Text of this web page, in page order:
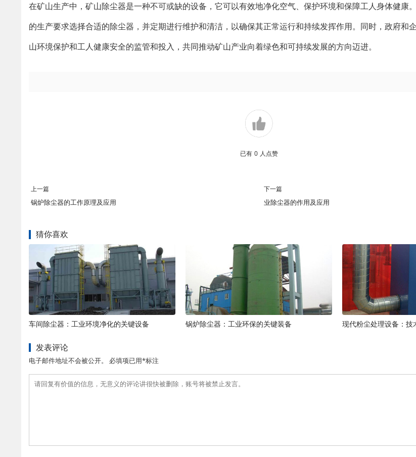
在矿山生产中，矿山除尘器是一种不可或缺的设备，它可以有效地净化空气、保护环境和保障工人身体健康
的生产要求选择合适的除尘器，并定期进行维护和清洁，以确保其正常运行和持续发挥作用。同时，政府和
山环境保护和工人健康安全的监管和投入，共同推动矿山产业向着绿色和可持续发展的方向迈进。
已有 0 人点赞
上一篇
锅炉除尘器的工作原理及应用
下一篇
业除尘器的作用及应用
猜你喜欢
车间除尘器：工业环境净化的关键设备 锅炉除尘器：工业环保的关键装备
发表评论
电子邮件地址不会被公开。 必填项已用*标注